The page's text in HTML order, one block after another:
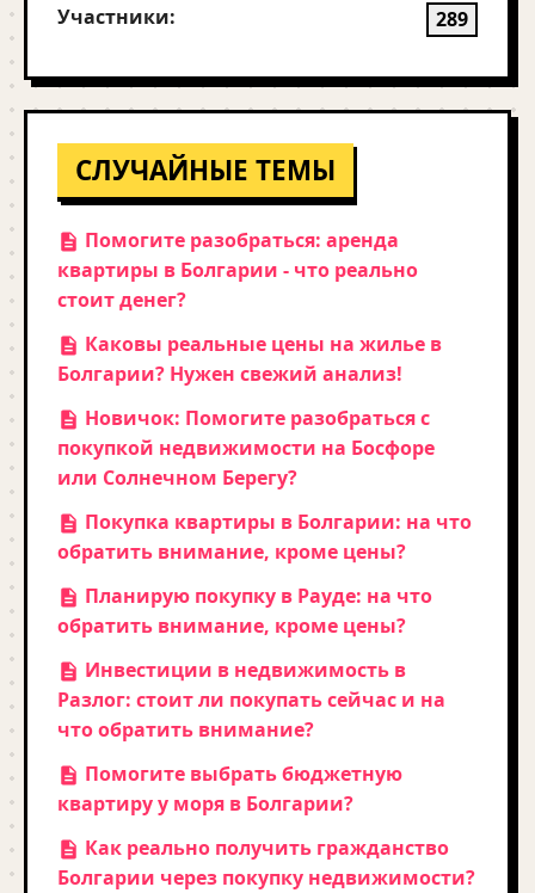
Участники: 289
СЛУЧАЙНЫЕ ТЕМЫ
Помогите разобраться: аренда
квартиры в Болгарии - что реально
стоит денег?
Каковы реальные цены на жилье в
Болгарии? Нужен свежий анализ!
Новичок: Помогите разобраться с
покупкой недвижимости на Босфоре
или Солнечном Берегу?
Покупка квартиры в Болгарии: на что
обратить внимание, кроме цены?
Планирую покупку в Рауде: на что
обратить внимание, кроме цены?
Инвестиции в недвижимость в
Разлог: стоит ли покупать сейчас и на
что обратить внимание?
Помогите выбрать бюджетную
квартиру у моря в Болгарии?
Как реально получить гражданство
Болгарии через покупку недвижимости?